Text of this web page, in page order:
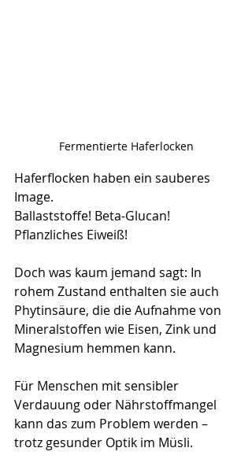
Fermentierte Haferlocken
Haferflocken haben ein sauberes
Image.
Ballaststoffe! Beta-Glucan!
Pflanzliches Eiweiß!
Doch was kaum jemand sagt: In
rohem Zustand enthalten sie auch
Phytinsäure, die die Aufnahme von
Mineralstoffen wie Eisen, Zink und
Magnesium hemmen kann.
Für Menschen mit sensibler
Verdauung oder Nährstoffmangel
kann das zum Problem werden –
trotz gesunder Optik im Müsli.